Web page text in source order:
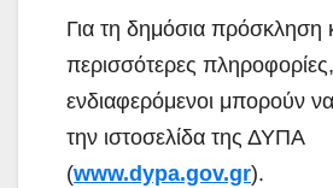
Για τη δημόσια πρόσκληση
περισσότερες
ενδιαφερόμενοι μπορούν
την ιστοσελίδα της ΔΥΠΑ
(www.dypa.gov.gr).